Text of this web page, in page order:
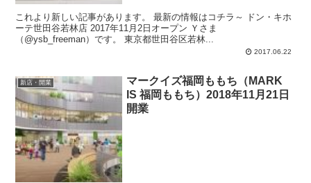
これより新しい記事があります。 最新の情報はコチラ～ ドン・キホ
ーテ世田谷若林店 2017年11月2日オープン Ｙさま
（@ysb_freeman）です。 東京都世田谷区若林...
2017.06.22
新店・開業
マークイズ福岡ももち（MARK
IS 福岡ももち）2018年11月21日
開業